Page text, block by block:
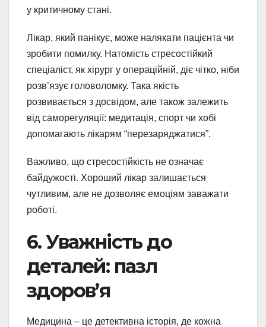
у критичному стані.
Лікар, який панікує, може налякати пацієнта чи
зробити помилку. Натомість стресостійкий
спеціаліст, як хірург у операційній, діє чітко, ніби
розв’язує головоломку. Така якість
розвивається з досвідом, але також залежить
від саморегуляції: медитація, спорт чи хобі
допомагають лікарям “перезаряджатися”.
Важливо, що стресостійкість не означає
байдужості. Хороший лікар залишається
чутливим, але не дозволяє емоціям заважати
роботі.
6. Уважність до
деталей: пазл
здоров’я
Медицина – це детективна історія, де кожна